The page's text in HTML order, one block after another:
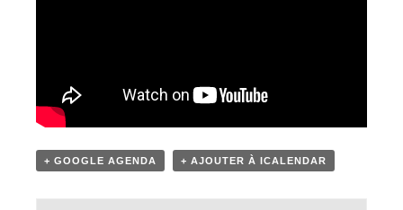
+ GOOGLE AGENDA + AJOUTER À ICALENDAR